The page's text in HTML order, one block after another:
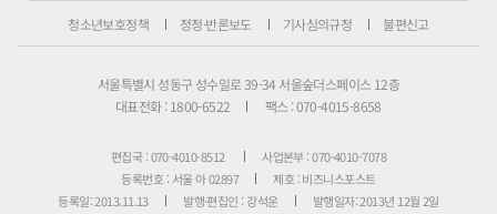
청소년보호정책 정정·반론보도 기사심의규정 불편신고
서울특별시 성동구 성수일로 39-34 서울숲더스페이스 12층
대표전화 : 1800-6522
팩스 : 070-4015-8658
편집국 : 070-4010-8512
사업본부 : 070-4010-7078
등록번호 : 서울 아 02897
제호 : 비즈니스포스트
등록일: 2013.11.13
발행·편집인 : 강석운
발행일자: 2013년 12월 2일